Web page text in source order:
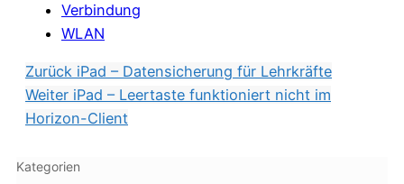
Verbindung
WLAN
Zurück iPad – Datensicherung für Lehrkräfte
Weiter iPad – Leertaste funktioniert nicht im
Horizon-Client
Kategorien